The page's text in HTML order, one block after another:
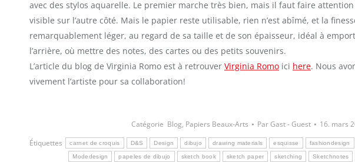
avec des stylos aquarelle. Le premier marche très bien, mais il faut faire
visible sur l’autre côté. Mais le papier reste utilisable, rien n’est abîmé, et la
remarquablement léger, au regard de sa taille et de son épaisseur, idéal à
l’arrière, où mettre des notes, des cartes ou des petits souvenirs.
L’article du blog de Virginia Romo est à retrouver Virginia Romo ici here. Nous
vivement l’artiste pour sa collaboration!
Catégorie Blog, Papiers Beaux-Arts ParGast - Guest 16. mars
Étiquettes
carnet de croquis D&S Design dibujo drawing materials esquisse fashiondesign
Modedesign papeles de dibujo sketch book sketch paper sketching Sketchnotes